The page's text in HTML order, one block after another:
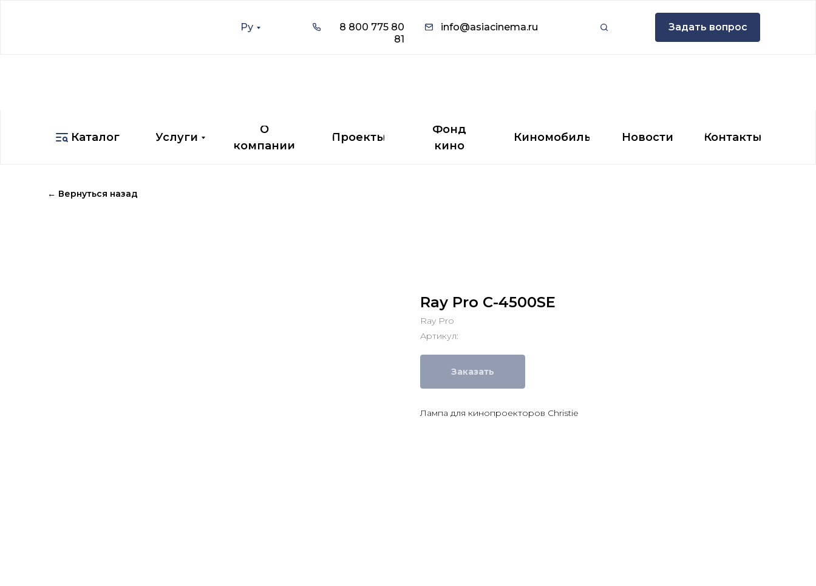
Ру
8 800 775 80
81
info@asiacinema.ru Задать вопрос
Задать вопрос
info@asiacinema.ru
8 800 775 80
81
Ру
Новости
Киномобиль
Фонд
кино
Проекты
О
компании
Услуги
Каталог Контакты
← Вернуться назад
Ray Pro C-4500SE
Ray Pro
Артикул:
Заказать
Лампа для кинопроекторов Christie